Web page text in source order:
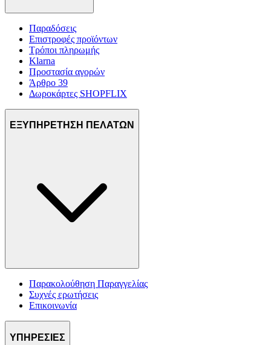
Παραδόσεις
Επιστροφές προϊόντων
Τρόποι πληρωμής
Klarna
Προστασία αγορών
Άρθρο 39
Δωροκάρτες SHOPFLIX
ΕΞΥΠΗΡΕΤΗΣΗ ΠΕΛΑΤΩΝ
Παρακολούθηση Παραγγελίας
Συχνές ερωτήσεις
Επικοινωνία
ΥΠΗΡΕΣΙΕΣ